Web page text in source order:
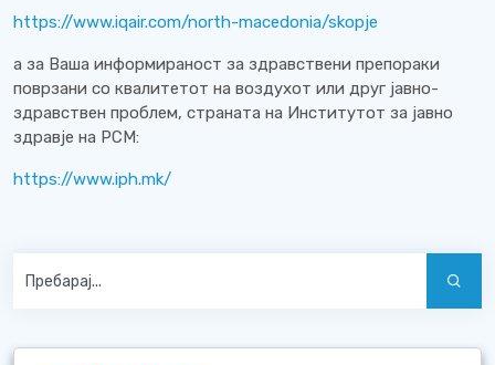
https://www.iqair.com/north-macedonia/skopje
а за Ваша информираност за здравствени препораки
поврзани со квалитетот на воздухот или друг јавно-
здравствен проблем, страната на Институтот за јавно
здравје на РСМ:
https://www.iph.mk/